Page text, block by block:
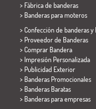
> Fábrica de banderas
> Banderas para moteros
> Confección de banderas y
> Proveedor de Banderas
> Comprar Bandera
> Impresión Personalizada
> Publicidad Exterior
> Banderas Promocionales
> Banderas Baratas
> Banderas para empresas